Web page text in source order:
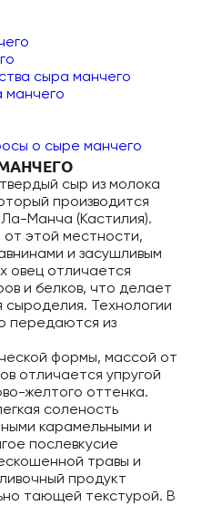
сыра манчего
манчего
о сыре манчего
сыр из молока
производится
Манча (Кастилия).
от этой местности,
и засушливым
овец отличается
и белков, что делает
сыроделия. Технологии
передаются из
формы, массой от
отличается упругой
желтого оттенка.
соленость
карамельными и
послевкусие
травы и
продукт
тающей текстурой. В